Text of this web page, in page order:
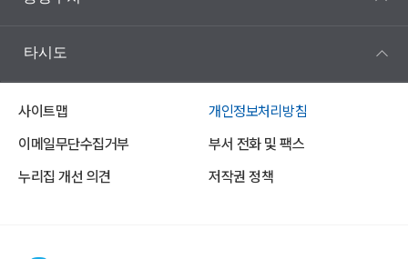
타시도
사이트맵
개인정보처리방침
이메일무단수집거부
부서 전화 및 팩스
누리집 개선 의견
저작권 정책